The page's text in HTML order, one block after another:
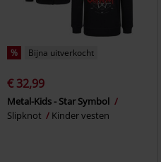
% Bijna uitverkocht
€ 32,99
Metal-Kids - Star Symbol
Slipknot
Kinder vesten